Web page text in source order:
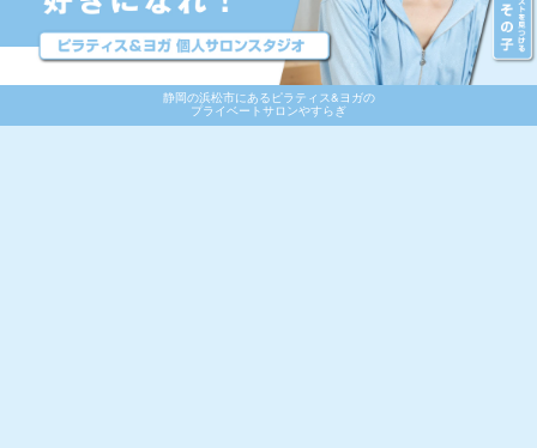
静岡の浜松市にあるピラティス&ヨガの
プライベートサロンやすらぎ